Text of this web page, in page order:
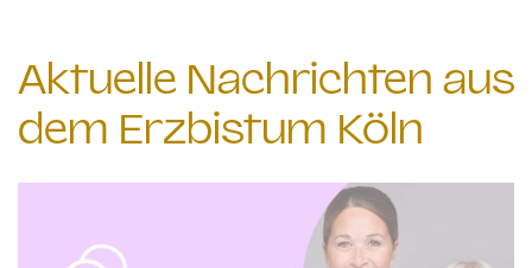
Aktuelle Nachrichten aus
dem Erzbistum Köln